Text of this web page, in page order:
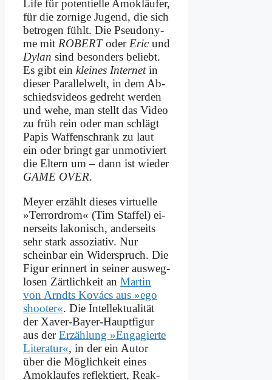
Life für po­ten­ti­el­le Amok­läu­fer,
für die zor­ni­ge Ju­gend, die sich
be­tro­gen fühlt. Die Pseud­ony­
me mit ROBERToder Eric und
Dy­lan sind be­son­ders be­liebt.
Es gibt ein klei­nes In­ter­netin
die­ser Par­al­lel­welt, in dem Ab­
schieds­vi­de­os ge­dreht wer­den
und we­he, man stellt das Vi­deo
zu früh rein oder man schlägt
Pa­pis Waf­fen­schrank zu laut
ein oder bringt gar un­mo­ti­viert
die El­tern um – dann ist wie­der
GAME OVER.
Mey­er er­zählt die­ses vir­tu­el­le
»Ter­ror­d­rom« (Tim Staf­fel) ei­
ner­seits la­ko­nisch, an­der­seits
sehr stark as­so­zia­tiv. Nur
schein­bar ein Wi­der­spruch. Die
Fi­gur er­in­nert in sei­ner aus­weg­
lo­sen Zärt­lich­keit an Mar­tin
von Arndts Ko­vács aus »ego
shoo­ter«. Die Intellek­tualität
der Xa­ver-Bay­er-Haupt­fi­gur
aus derEr­zäh­lung »En­ga­gier­te
Li­te­ra­tur«, in der ein Au­tor
über die Mög­lich­keit ei­nes
Amok­lau­fes re­flek­tiert, Re­ak­